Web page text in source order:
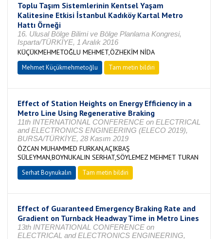
Toplu Taşım Sistemlerinin Kentsel Yaşam
Kalitesine Etkisi İstanbul Kadıköy Kartal Metro
Hattı Örneği
16. Ulusal Bölge Bilimi ve Bölge Planlama Kongresi,
Isparta/TÜRKİYE, 1 Aralık 2016
KÜÇÜKMEHMETOĞLU MEHMET,ÖZHEKİM NİDA
Mehmet Küçükmehmetoğlu Tam metin bildiri
Effect of Station Heights on Energy Efficiency in a
Metro Line Using Regenerative Braking
11th INTERNATIONAL CONFERENCE on ELECTRICAL
and ELECTRONICS ENGINEERING (ELECO 2019),
BURSA/TÜRKİYE, 28 Kasım 2019
ÖZCAN MUHAMMED FURKAN,AÇIKBAŞ
SÜLEYMAN,BOYNUKALIN SERHAT,SÖYLEMEZ MEHMET TURAN
Serhat Boynukalın Tam metin bildiri
Effect of Guaranteed Emergency Braking Rate and
Gradient on Turnback Headway Time in Metro Lines
13th INTERNATIONAL CONFERENCE on
ELECTRICAL and ELECTRONICS ENGINEERING,